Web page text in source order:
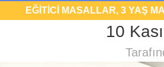
EĞITICI MASALLAR, 3 YAŞ
MASALLARI, 8
10